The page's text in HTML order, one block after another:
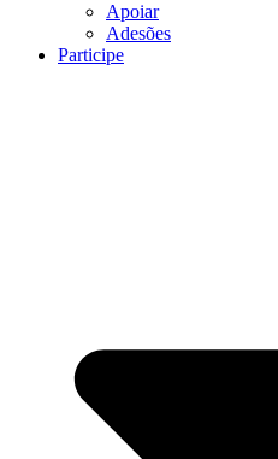
Apoiar
Adesões
Participe